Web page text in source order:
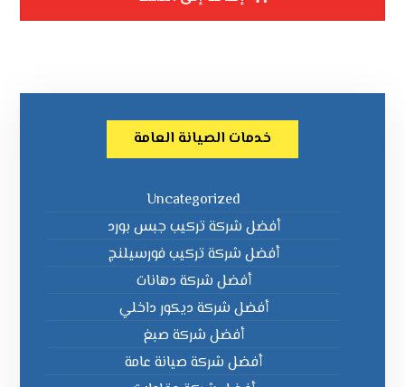
خدمات الصيانة العامة
Uncategorized
أفضل شركة تركيب جبس بورد
أفضل شركة تركيب فورسيلنج
أفضل شركة دهانات
أفضل شركة ديكور داخلي
أفضل شركة صبغ
أفضل شركة صيانة عامة